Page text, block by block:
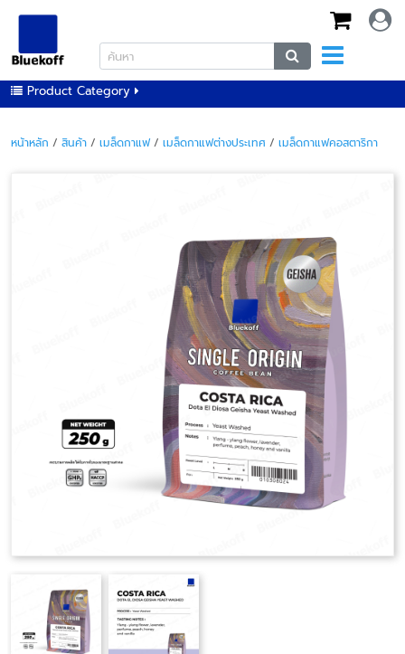
Product Category
หน้าหลัก / สินค้า / เมล็ดกาแฟ/ เมล็ดกาแฟต่างประเทศ / เมล็ดกาแฟคอสตาริกา